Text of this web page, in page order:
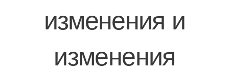
изменения и
изменения